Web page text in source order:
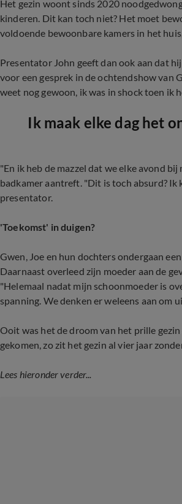
Het gezin woont sinds 2020
kinderen. Dit kan toch niet? Het moet
voldoende bewoonbare kamers in het
Presentator John geeft dan ook aan dat
voor een gesprek in de ochtendshowvan
weet nog gewoon, ik was in shock toen ik
Ik maak elke dag het
"En ik heb de mazzel dat we elke avond
badkamer aantreft. "Dit is toch absurd?
presentator.
'Toekomst' in duigen?
Gwen, Joe en hun dochters ondergaan
Daarnaast overleed zijn moeder aan de
"Helemaal nadat mijn schoonmoeder is
spanning. We denken er weleens aan om
Ooit was het de droom van het prille
gekomen, zo zit het gezin al vier jaar
Lees hieronder verder...